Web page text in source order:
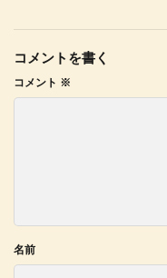
コメントを書く
コメント ※
名前